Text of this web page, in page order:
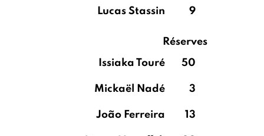
Lucas Stassin 9
Réserves
Issiaka Touré
50
Mickaël Nadé 3
João Ferreira 13